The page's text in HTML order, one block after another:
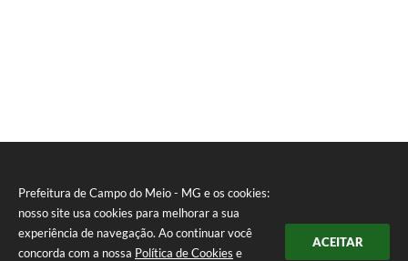
Prefeitura de Campo do Meio - MG e os cookies:
nosso site usa cookies para melhorar a sua
experiência de navegação. Ao continuar você
concorda com a nossa Política de Cookies e
ACEITAR